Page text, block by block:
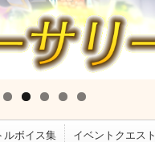
ルボイス集 イベントクエスト